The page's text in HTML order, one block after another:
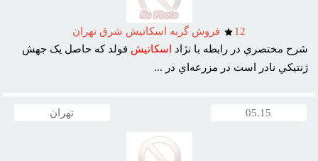
12
فروش گربه اسکاتيش شرق تهران
شرح مختصري در رابطه با نژاد
اسکاتيش فولد که حاصل يک جهش
ژنتيکي نادر است در مزرعه‌اي در ...
05.15 تهران